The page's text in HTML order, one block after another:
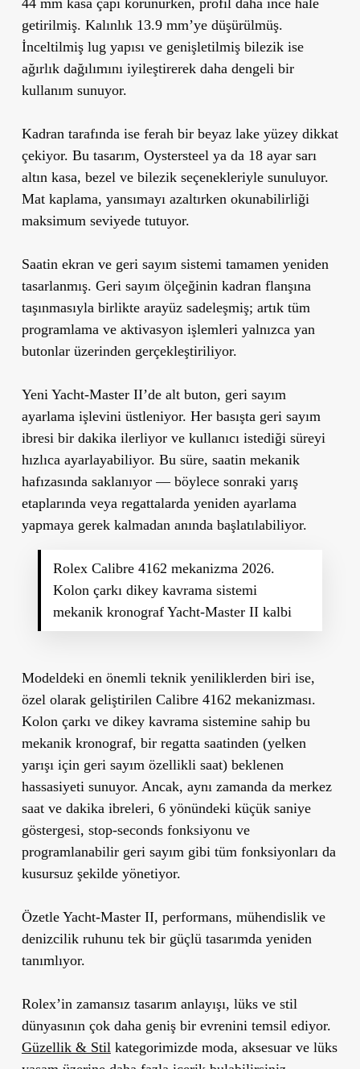
44 mm kasa çapı korunurken, profil daha ince hale
getirilmiş. Kalınlık 13.9 mm’ye düşürülmüş.
İnceltilmiş lug yapısı ve genişletilmiş bilezik ise
ağırlık dağılımını iyileştirerek daha dengeli bir
kullanım sunuyor.
Kadran tarafında ise ferah bir beyaz lake yüzey dikkat
çekiyor. Bu tasarım, Oystersteel ya da 18 ayar sarı
altın kasa, bezel ve bilezik seçenekleriyle sunuluyor.
Mat kaplama, yansımayı azaltırken okunabilirliği
maksimum seviyede tutuyor.
Saatin ekran ve geri sayım sistemi tamamen yeniden
tasarlanmış. Geri sayım ölçeğinin kadran flanşına
taşınmasıyla birlikte arayüz sadeleşmiş; artık tüm
programlama ve aktivasyon işlemleri yalnızca yan
butonlar üzerinden gerçekleştiriliyor.
Yeni Yacht-Master II’de alt buton, geri sayım
ayarlama işlevini üstleniyor. Her basışta geri sayım
ibresi bir dakika ilerliyor ve kullanıcı istediği süreyi
hızlıca ayarlayabiliyor. Bu süre, saatin mekanik
hafızasında saklanıyor — böylece sonraki yarış
etaplarında veya regattalarda yeniden ayarlama
yapmaya gerek kalmadan anında başlatılabiliyor.
Rolex Calibre 4162 mekanizma 2026.
Kolon çarkı dikey kavrama sistemi
mekanik kronograf Yacht-Master II kalbi
Modeldeki en önemli teknik yeniliklerden biri ise,
özel olarak geliştirilen Calibre 4162 mekanizması.
Kolon çarkı ve dikey kavrama sistemine sahip bu
mekanik kronograf, bir regatta saatinden (yelken
yarışı için geri sayım özellikli saat) beklenen
hassasiyeti sunuyor. Ancak, aynı zamanda da merkez
saat ve dakika ibreleri, 6 yönündeki küçük saniye
göstergesi, stop-seconds fonksiyonu ve
programlanabilir geri sayım gibi tüm fonksiyonları da
kusursuz şekilde yönetiyor.
Özetle Yacht-Master II, performans, mühendislik ve
denizcilik ruhunu tek bir güçlü tasarımda yeniden
tanımlıyor.
Rolex’in zamansız tasarım anlayışı, lüks ve stil
dünyasının çok daha geniş bir evrenini temsil ediyor.
Güzellik & Stilkategorimizde moda, aksesuar ve lüks